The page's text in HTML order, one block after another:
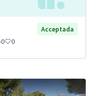
Acceptada
0 0